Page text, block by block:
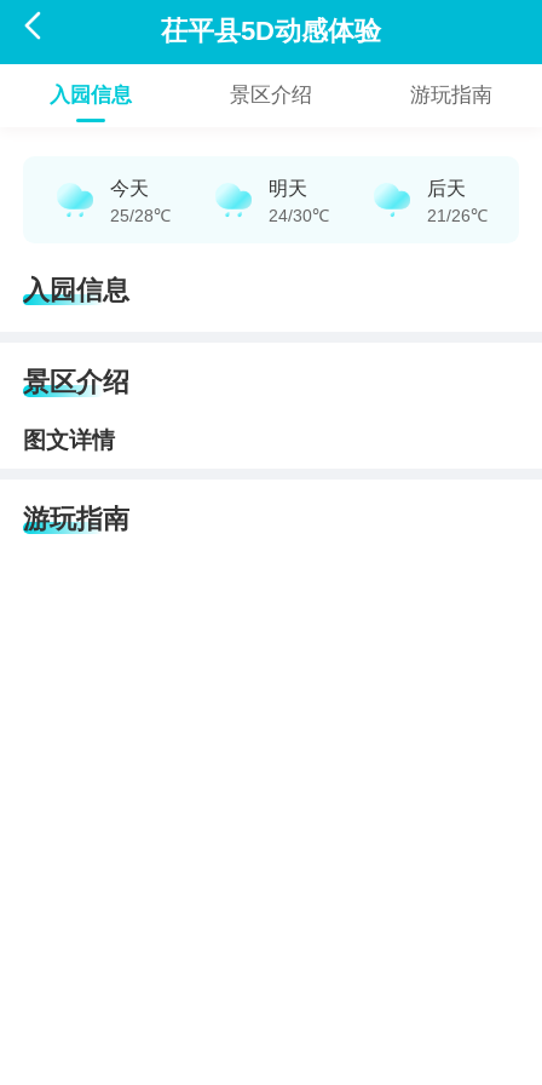
 茌平县5D动感体验
入园信息 景区介绍 游玩指南
今天
25/28℃
明天
24/30℃
后天
21/26℃
入园信息
景区介绍
图文详情
游玩指南